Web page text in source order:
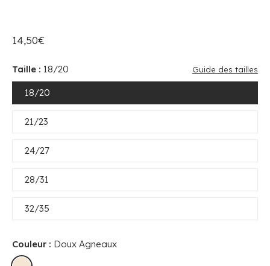
14,50€
Taille : 18/20 Guide des tailles
18/20
21/23
24/27
28/31
32/35
Couleur : Doux Agneaux